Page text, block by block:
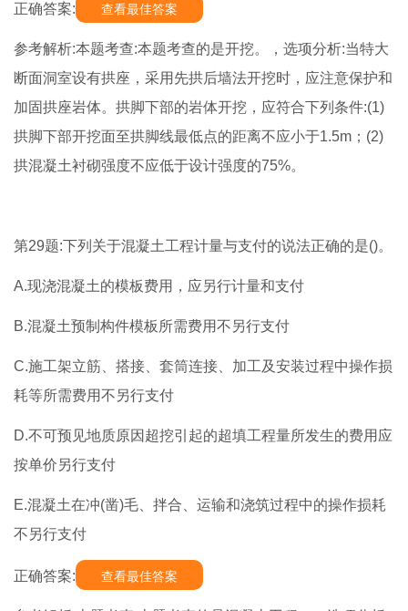
正确答案: 查看最佳答案
参考解析:本题考查:本题考查的是开挖。，选项分析:当特大
断面洞室设有拱座，采用先拱后墙法开挖时，应注意保护和
加固拱座岩体。拱脚下部的岩体开挖，应符合下列条件:(1)
拱脚下部开挖面至拱脚线最低点的距离不应小于1.5m；(2)
拱混凝土衬砌强度不应低于设计强度的75%。
第29题:下列关于混凝土工程计量与支付的说法正确的是()。
A.现浇混凝土的模板费用，应另行计量和支付
B.混凝土预制构件模板所需费用不另行支付
C.施工架立筋、搭接、套筒连接、加工及安装过程中操作损
耗等所需费用不另行支付
D.不可预见地质原因超挖引起的超填工程量所发生的费用应
按单价另行支付
E.混凝土在冲(凿)毛、拌合、运输和浇筑过程中的操作损耗
不另行支付
正确答案: 查看最佳答案